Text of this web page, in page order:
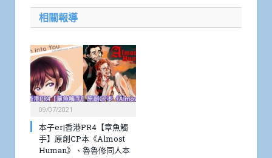
相關報導
09/07/2021
本子er|香港PR4【章魚觸
手】原創CP本《Almost
Human》、魯魯修同人本